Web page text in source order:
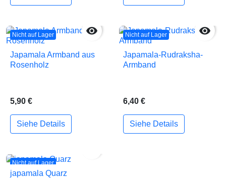
Nicht auf Lager 
Japamala Armband aus
Rosenholz
5,90 €
Siehe Details
Nicht auf Lager 
Japamala-Rudraksha-
Armband
6,40 €
Siehe Details
Nicht auf Lager
japamala Quarz